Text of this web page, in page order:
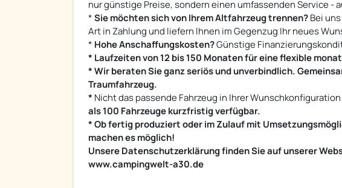
nur günstige Preise, sondern einen umfassenden Service -
*Sie möchten sich von Ihrem Altfahrzeug trennen?Bei
Art in Zahlung und liefern Ihnen im Gegenzug Ihr neues
* Hohe Anschaffungskosten?Günstige
* Laufzeiten von 12 bis 150 Monaten für eine flexible
* Wir beraten Sie ganz seriös und unverbindlich.
Traumfahrzeug.
* Nicht das passende Fahrzeug in Ihrer
als 100 Fahrzeuge kurzfristig verfügbar.
* Ob fertig produziert oder im Zulauf mit
machen es möglich!
Unsere Datenschutzerklärung finden Sie auf unserer
www.campingwelt-a30.de